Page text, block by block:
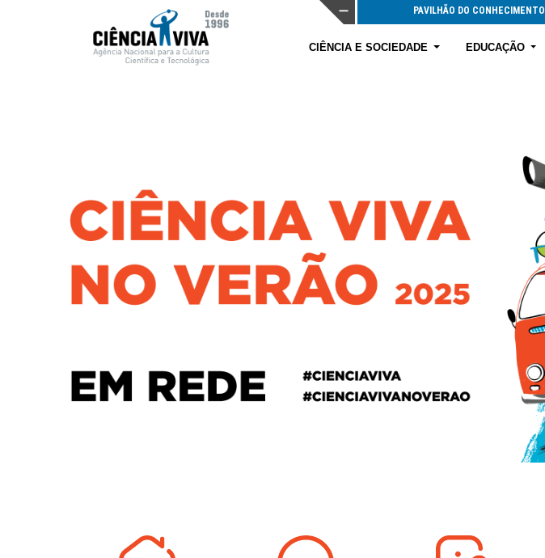
PAVILHÃO DO CONHECIMENTO
CIÊNCIA E SOCIEDADE EDUCAÇÃO